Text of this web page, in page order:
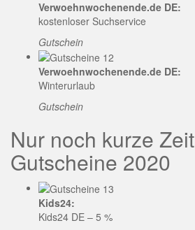
Verwoehnwochenende.de DE:
kostenloser Suchservice
Gutschein
Verwoehnwochenende.de DE:
Winterurlaub
Gutschein
Nur noch kurze Zeit
Gutscheine 2020
Kids24:
Kids24 DE – 5 %